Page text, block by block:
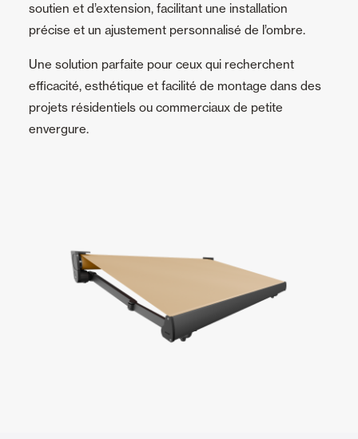
soutien et d’extension, facilitant une installation
précise et un ajustement personnalisé de l’ombre.
Une solution parfaite pour ceux qui recherchent
efficacité, esthétique et facilité de montage dans des
projets résidentiels ou commerciaux de petite
envergure.